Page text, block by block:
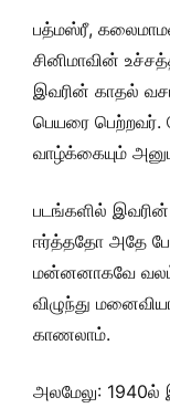
பத்மஸ்ரீ,
சினிமாவின்
இவரின் காதல்
பெயரை பெற்றவர்.
வாழ்க்கையும்
படங்களில்
ஈர்த்ததோ அதே
மன்னனாகவே வலம்
விழுந்து
காணலாம்.
அலமேலு: 1940ல்